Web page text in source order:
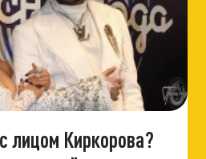
лицом Киркорова?